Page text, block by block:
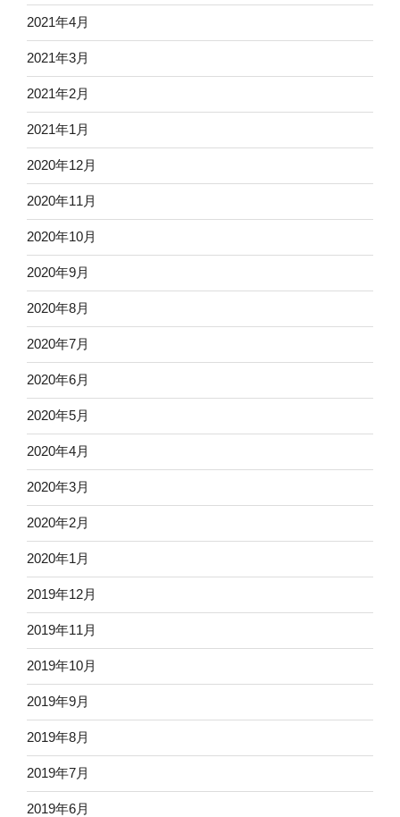
2021年4月
2021年3月
2021年2月
2021年1月
2020年12月
2020年11月
2020年10月
2020年9月
2020年8月
2020年7月
2020年6月
2020年5月
2020年4月
2020年3月
2020年2月
2020年1月
2019年12月
2019年11月
2019年10月
2019年9月
2019年8月
2019年7月
2019年6月